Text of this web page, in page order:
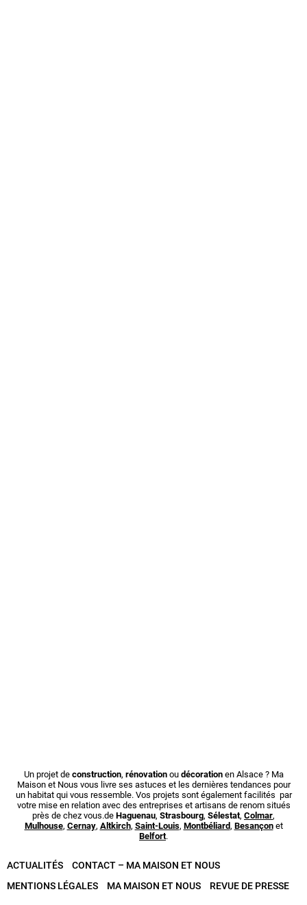
Un projet de construction, rénovationou décorationen Alsace ? Ma
Maison et Nous vous livre ses astuces et les dernières tendances pour
un habitat qui vous ressemble. Vos projets sont également facilités par
votre mise en relation avec des entreprises et artisans de renom situés
près de chez vous.de Haguenau, Strasbourg, Sélestat, Colmar,
Mulhouse, Cernay, Altkirch, Saint-Louis, Montbéliard, Besançonet
Belfort.
ACTUALITÉS
CONTACT – MA MAISON ET NOUS
MENTIONS LÉGALES
MA MAISON ET NOUS REVUE DE PRESSE